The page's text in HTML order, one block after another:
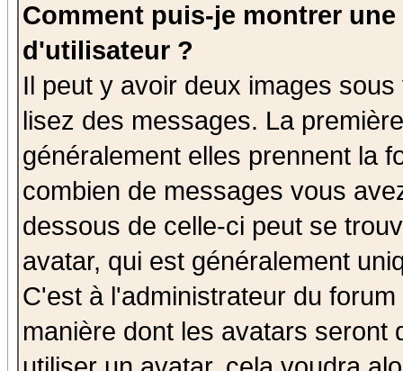
Comment puis-je montrer
d'utilisateur ?
Il peut y avoir deux images
lisez des messages. La
généralement elles prennent la
combien de messages vous
dessous de celle-ci peut se
avatar, qui est généralement
C'est à l'administrateur du
manière dont les avatars seront